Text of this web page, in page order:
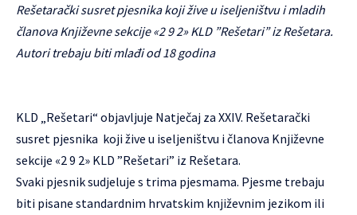
Rešetarački susret pjesnika koji žive u iseljeništvu i mladih
članova Književne sekcije «2 9 2» KLD ”Rešetari” iz Rešetara.
Autori trebaju biti mlađi od 18 godina
KLD „Rešetari“ objavljuje Natječaj za XXIV. Rešetarački
susret pjesnika koji žive u iseljeništvu i članova Književne
sekcije «2 9 2» KLD ”Rešetari” iz Rešetara.
Svaki pjesnik sudjeluje s trima pjesmama. Pjesme trebaju
biti pisane standardnim hrvatskim književnim jezikom ili